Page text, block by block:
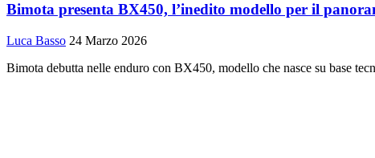
Bimota presenta BX450, l’inedito modello per il
Luca Basso 24 Marzo 2026
Bimota debutta nelle enduro con BX450, modello che nasce su base